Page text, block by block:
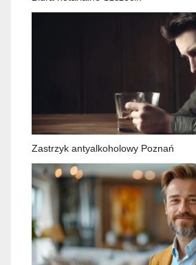
Zastrzyk antyalkoholowy Poznań